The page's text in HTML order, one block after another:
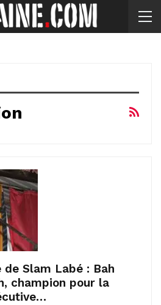
de Slam Labé : Bah
champion pour la